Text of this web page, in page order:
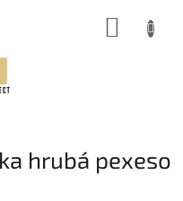
hrubá pexeso